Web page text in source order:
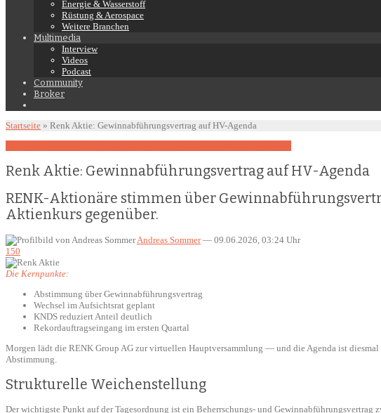
Energie & Wasserstoff
Rüstung & Aerospace
Weitere Branchen
Multimedia
Interview
Videos
Podcast
Community
Broker
Startseite » Renk Aktie: Gewinnabführungsvertrag auf HV-Agenda
Renk Aktie: Gewinnabführungsvertrag auf HV-Agenda
RENK-Aktionäre stimmen über
Aktienkurs gegenüber.
Andreas Sommer — 09.06.2026, 03:24 Uhr
150
Die Kernpunkte:
Abstimmung über Gewinnabführungsvertrag
Wechsel im Aufsichtsrat geplant
KNDS reduziert Anteil deutlich
Rekordauftragseingang im ersten Quartal
Morgen lädt die RENK Group AG zur virtuellen Hauptversammlung — und die Agenda ist
Abstimmung.
Strukturelle Weichenstellung
Der wichtigste Punkt auf der Tagesordnung ist ein Beherrschungs- und